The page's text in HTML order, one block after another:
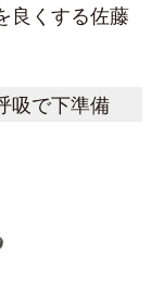
良くする佐藤
吸で下準備